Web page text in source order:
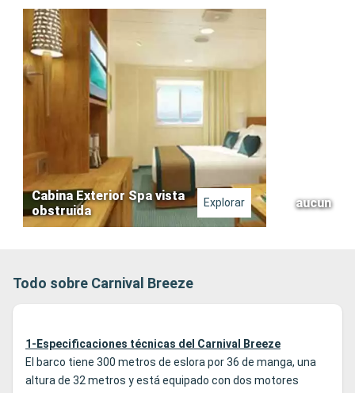
Cabina Exterior Spa vista
obstruida
Explorar aucun
Todo sobre Carnival Breeze
1-Especificaciones técnicas del Carnival Breeze
El barco tiene 300 metros de eslora por 36 de manga, una
altura de 32 metros y está equipado con dos motores